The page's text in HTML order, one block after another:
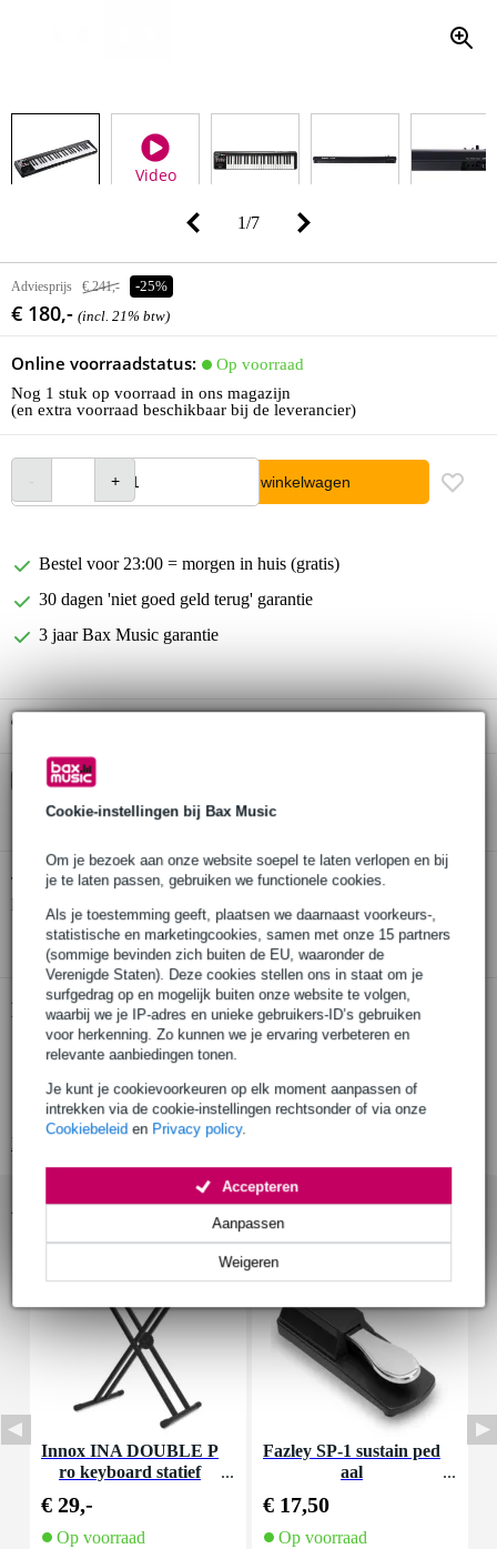
Cookie-instellingen bij Bax Music
Om je bezoek aan onze website soepel te laten verlopen en bij
je te laten passen, gebruiken we functionele cookies.
Als je toestemming geeft, plaatsen we daarnaast voorkeurs-,
statistische en marketingcookies, samen met onze 15 partners
(sommige bevinden zich buiten de EU, waaronder de
Verenigde Staten). Deze cookies stellen ons in staat om je
surfgedrag op en mogelijk buiten onze website te volgen,
waarbij we je IP-adres en unieke gebruikers-ID’s gebruiken
voor herkenning. Zo kunnen we je ervaring verbeteren en
relevante aanbiedingen tonen.
Je kunt je cookievoorkeuren op elk moment aanpassen of
intrekken via de cookie-instellingen rechtsonder of via onze
Cookiebeleid en Privacy policy.
Weigeren
Aanpassen
Accepteren
Video
1/7
Adviesprijs € 241,- -25%
€ 180,- (incl. 21% btw)
Online voorraadstatus:
Op voorraad
Nog 1 stuk op voorraad in ons magazijn
(en extra voorraad beschikbaar bij de leverancier)
In winkelwagen
Bestel voor 23:00 = morgen in huis (gratis)
30 dagen 'niet goed geld terug' garantie
3 jaar Bax Music garantie
Kies nu voor 2 jaar extra Bax Music garantie en meer
Twijfel je of deRoland A-49BK Midi-keyboard zwart
past? Doe de check.
Start de check
Productinformatie
MIDI-keyboard
kleur: zwart
49 aanslaggevoelige toetsen, normaal formaat
Bekijk alle productspecificaties
Accessoires (14)
Innox INA DOUBLE P
ro keyboard statief
€ 29,-
Op voorraad
Fazley SP-1 sustain ped
aal
€ 17,50
Op voorraad